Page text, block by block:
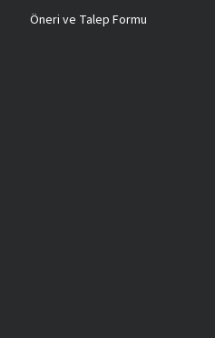
Öneri ve Talep Formu